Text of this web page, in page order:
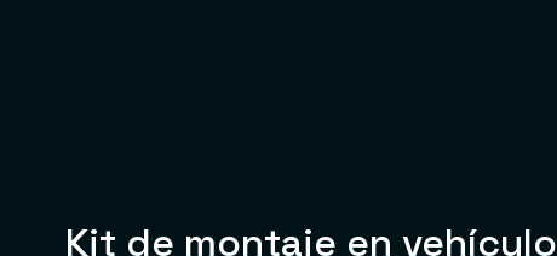
Kit de montaje en vehículo